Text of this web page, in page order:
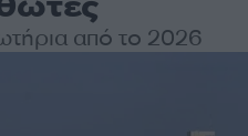
από το 2026